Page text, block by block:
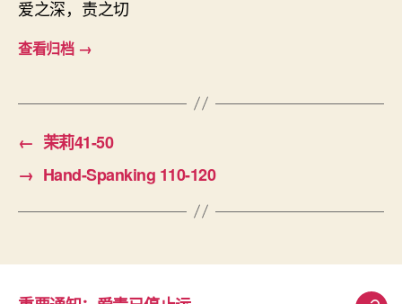
爱之深，责之切
查看归档 →
← 茉莉41-50
→ Hand-Spanking 110-120